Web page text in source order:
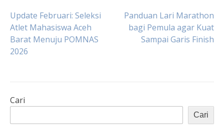
Navigasi
pos
Update Februari: Seleksi
Atlet Mahasiswa Aceh
Barat Menuju POMNAS
2026
Panduan Lari Marathon
bagi Pemula agar Kuat
Sampai Garis Finish
Cari
Cari